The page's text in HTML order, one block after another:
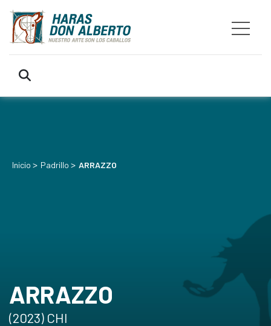
Inicio > Padrillo > ARRAZZO
ARRAZZO
(2023) CHI